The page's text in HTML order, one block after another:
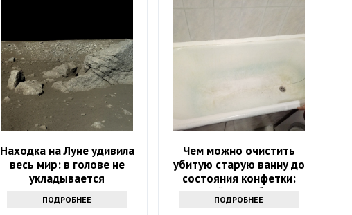
Находка на Луне удивила
весь мир: в голове не
укладывается
ПОДРОБНЕЕ
Чем можно очистить
убитую старую ванну до
состояния конфетки:
дешевый способ спасти
санузел
ПОДРОБНЕЕ